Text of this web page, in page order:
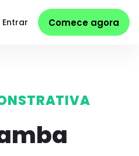
Entrar Comece agora